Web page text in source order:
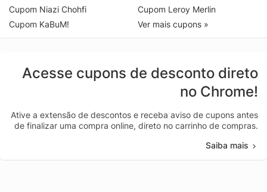
Cupom Niazi Chohfi
Cupom KaBuM!
Cupom Leroy Merlin
Ver mais cupons »
Acesse cupons de desconto direto
no Chrome!
Ative a extensão de descontos e receba aviso de cupons antes
de finalizar uma compra online, direto no carrinho de compras.
Saiba mais